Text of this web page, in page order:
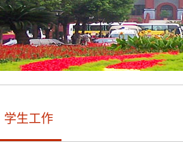
学生工作